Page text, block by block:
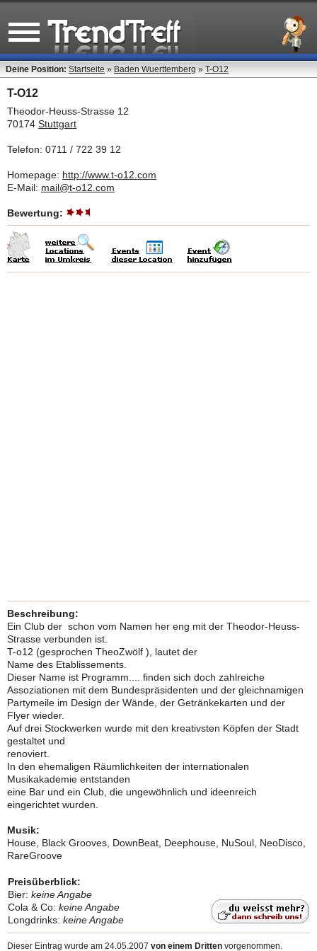
Deine Position: Startseite » Baden Wuerttemberg » T-O12
T-O12
Theodor-Heuss-Strasse 12
70174 Stuttgart
Telefon: 0711 / 722 39 12
Homepage: http://www.t-o12.com
E-Mail: mail@t-o12.com
Bewertung:
Beschreibung:
Ein Club der schon vom Namen her eng mit der Theodor-Heuss-
Strasse verbunden ist.
T-o12 (gesprochen TheoZwölf ), lautet der
Name des Etablissements.
Dieser Name ist Programm.... finden sich doch zahlreiche
Assoziationen mit dem Bundespräsidenten und der gleichnamigen
Partymeile im Design der Wände, der Getränkekarten und der
Flyer wieder.
Auf drei Stockwerken wurde mit den kreativsten Köpfen der Stadt
gestaltet und
renoviert.
In den ehemaligen Räumlichkeiten der internationalen
Musikakademie entstanden
eine Bar und ein Club, die ungewöhnlich und ideenreich
eingerichtet wurden.
Musik:
House, Black Grooves, DownBeat, Deephouse, NuSoul, NeoDisco,
RareGroove
Preisüberblick:
Bier: keine Angabe
Cola & Co: keine Angabe
Longdrinks: keine Angabe
Dieser Eintrag wurde am 24.05.2007 von einem Dritten vorgenommen.